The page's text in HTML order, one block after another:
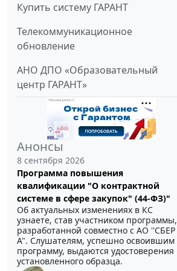
Купить систему ГАРАНТ
Телекоммуникационное
обновление
АНО ДПО «Образовательный
центр ГАРАНТ»
Анонсы
8 сентября 2026
Программа повышения
квалификации "О контрактной
системе в сфере закупок" (44-ФЗ)"
Об актуальных изменениях в КС
узнаете, став участником программы,
разработанной совместно с АО ''СБЕР
А". Слушателям, успешно освоившим
программу, выдаются удостоверения
установленного образца.